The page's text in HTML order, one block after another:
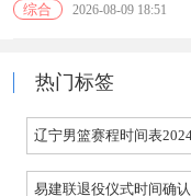
综合 2026-08-09 18:51
热门标签
辽宁男篮赛程时间表
易建联退役仪式时间确认